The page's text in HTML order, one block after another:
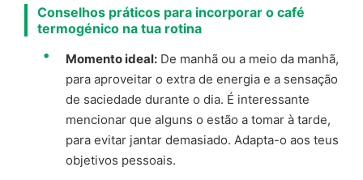
Conselhos práticos para incorporar o café
termogénico na tua rotina
Momento ideal:De manhã ou a meio da manhã,
para aproveitar o extra de energia e a sensação
de saciedade durante o dia. É interessante
mencionar que alguns o estão a tomar à tarde,
para evitar jantar demasiado. Adapta-o aos teus
objetivos pessoais.